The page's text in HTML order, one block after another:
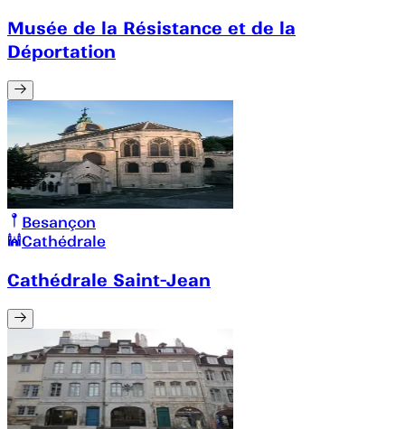
Musée de la Résistance et de la
Déportation
Besançon
Cathédrale
Cathédrale Saint-Jean